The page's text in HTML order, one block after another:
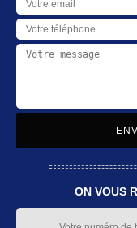
ON VOUS